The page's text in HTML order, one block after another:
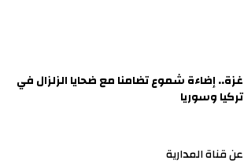
غزة.. إضاءة شموع تضامنا مع ضحايا الزلزال في
تركيا وسوريا
عن قناة المدارية